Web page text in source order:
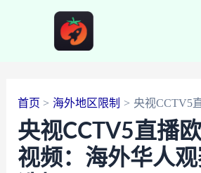
首页 海外地区限制 央视CCTV5
央视CCTV5直播
视频：海外华人